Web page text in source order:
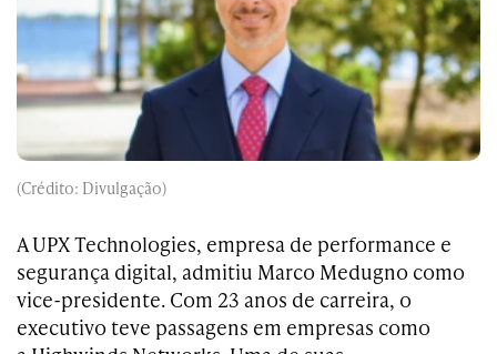
(Crédito: Divulgação)
A UPX Technologies, empresa de performance e
segurança digital, admitiu Marco Medugno como
vice-presidente. Com 23 anos de carreira, o
executivo teve passagens em empresas como